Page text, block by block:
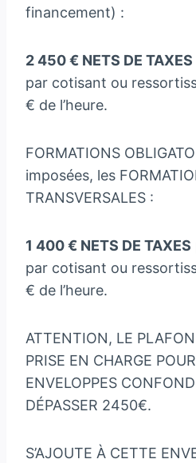
financement) :
2 450 € NETS DE TAXES
par cotisant ou
€ de l’heure.
FORMATIONS
imposées, les
TRANSVERSALES :
1 400 € NETS DE TAXES
par cotisant ou
€ de l’heure.
ATTENTION, LE
PRISE EN CHARGE
ENVELOPPES
DÉPASSER 2450€.
S’AJOUTE À CETTE